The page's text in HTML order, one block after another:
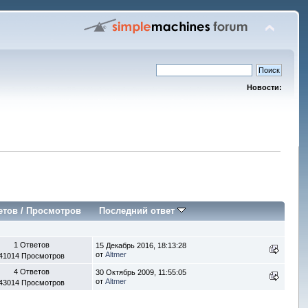
Новости:
/ Просмотров Последний ответ
1 Ответов
Просмотров
15 Декабрь 2016, 18:13:28
отAltmer
4 Ответов
Просмотров
30 Октябрь 2009, 11:55:05
отAltmer